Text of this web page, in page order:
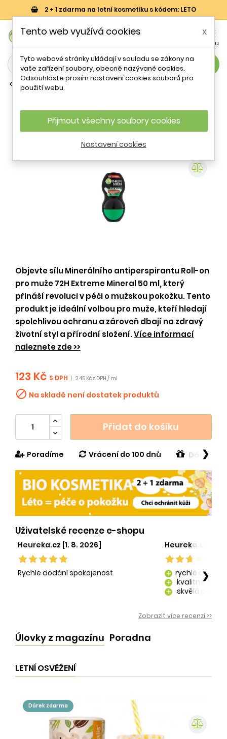
2 + 1 zdarma na letní kosmetiku s kódem: LETO

Menu
search
Pánské deodoranty a vody
muže 72H Extreme Mineral Garnier -
Objevte sílu Minerálního antiperspirantu Roll-on
pro muže 72H Extreme Mineral 50 ml, který
přináší revoluci v péči o mužskou pokožku. Tento
produkt je ideální volbou pro muže, kteří hledají
spolehlivou ochranu a zároveň dbají na zdravý
životní styl a přírodní složení.Více informací
naleznete zde >>
123 Kč S DPH 2.45 Kč s DPH / ml
 Na skladě není dostatek produktů
Přidat do košíku
Poradíme Vrácení do 100 dnů Dárek v
❯
Uživatelské recenze e-shopu
Heureka.cz [1. 8. 2026]
Rychle dodání spokojenost
Heureka.cz [29.
add rychlé dodání
add kvalitně
add skvělá péče o
❯
Zobrazit více recenzí >>
Úlovky z magazínu Poradna
LETNÍ OSVĚŽENÍ
dárek zdarma
Tento web využívá cookies x
Tyto webové stránky ukládají v souladu se zákony na
vaše zařízení soubory, obecně nazývané cookies.
Odsouhlaste prosím nastavení cookies souborů pro
použití webu.
Přijmout všechny soubory cookies
Nastavení cookies